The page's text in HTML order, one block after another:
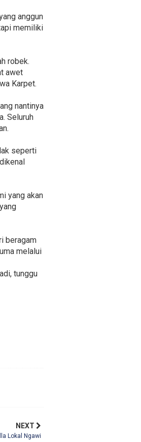
anggun
memiliki
robek.
awet
Karpet.
nantinya
Seluruh
seperti
yang akan
beragam
melalui
tunggu
NEXT
Lokal Ngawi